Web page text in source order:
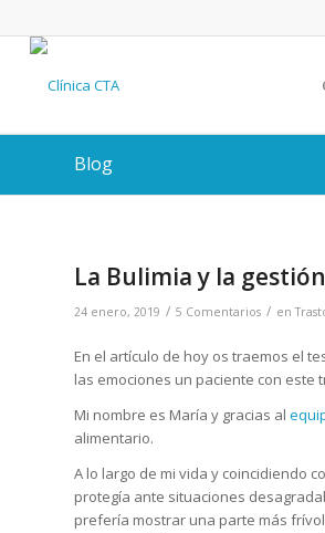
Blog
La Bulimia y la
24 enero, 2019 / 5 Comentarios / en
En el artículo de hoy os traemos el
las emociones un paciente con este
Mi nombre es María y gracias al
alimentario.
A lo largo de mi vida y coincidiendo
protegía ante situaciones
prefería mostrar una parte más